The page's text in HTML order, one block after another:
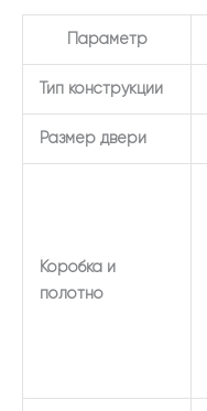
Параметр
Тип конструкции
Размер двери
Коробка и
полотно